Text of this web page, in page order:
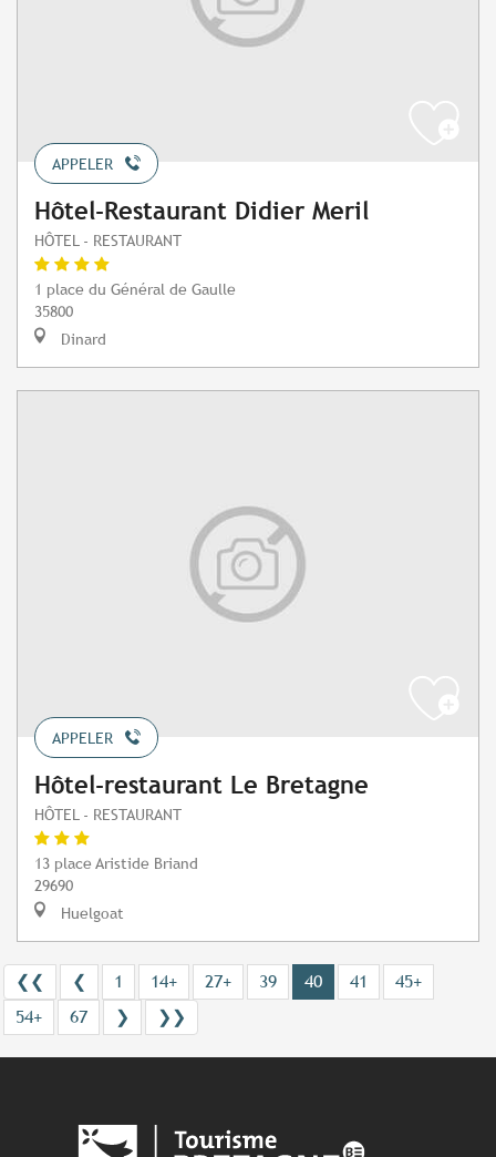
APPELER
Hôtel-Restaurant Didier Meril
HÔTEL - RESTAURANT
1 place du Général de Gaulle
35800
Dinard
APPELER
Hôtel-restaurant Le Bretagne
HÔTEL - RESTAURANT
13 place Aristide Briand
29690
Huelgoat
❮❮ ❮ 1 14+ 27+ 39 40 41
45+
54+
67 ❯ ❯❯